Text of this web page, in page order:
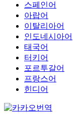
스페인어
아랍어
이탈리아어
인도네시아어
태국어
터키어
포르투갈어
프랑스어
힌디어